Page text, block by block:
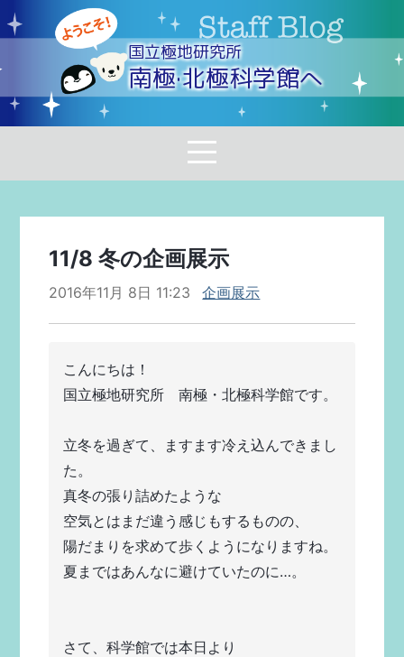
国立極地研究所
南極·北極科学館へ
11/8 冬の企画展示
2016年11月 8日 11:23 企画展示
こんにちは！
国立極地研究所　南極・北極科学館です。
立冬を過ぎて、ますます冷え込んできまし
た。
真冬の張り詰めたような
空気とはまだ違う感じもするものの、
陽だまりを求めて歩くようになりますね。
夏まではあんなに避けていたのに…。
さて、科学館では本日より